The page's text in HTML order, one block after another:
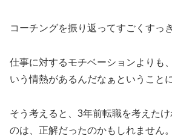
コーチングを振り返ってすごくすっ
仕事に対するモチベーションよりも
いう情熱があるんだなぁということ
そう考えると、3年前転職を考えた
のは、正解だったのかもしれません。